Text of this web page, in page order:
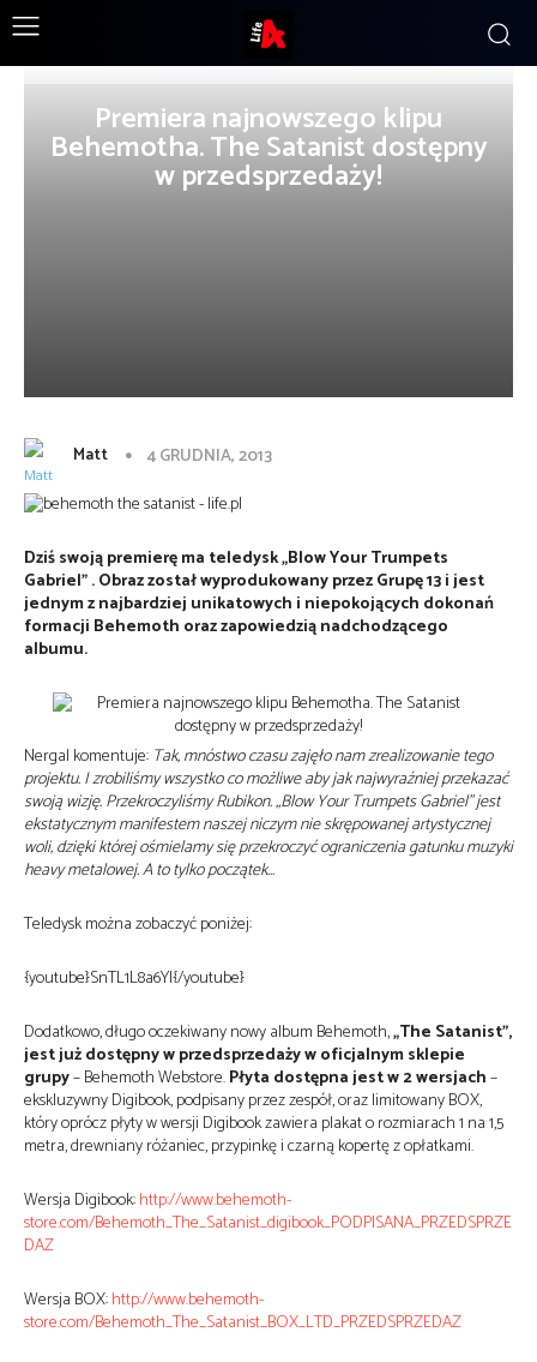
Premiera najnowszego klipu
Behemotha. The Satanist dostępny
w przedsprzedaży!
Matt 4 GRUDNIA, 2013
Dziś swoją premierę ma teledysk „Blow Your Trumpets
Gabriel” . Obraz został wyprodukowany przez Grupę 13 i jest
jednym z najbardziej unikatowych i niepokojących dokonań
formacji Behemoth oraz zapowiedzią nadchodzącego
albumu.
Nergal komentuje: Tak, mnóstwo czasu zajęło nam zrealizowanie tego
projektu. I zrobiliśmy wszystko co możliwe aby jak najwyraźniej przekazać
swoją wizję. Przekroczyliśmy Rubikon. „Blow Your Trumpets Gabriel” jest
ekstatycznym manifestem naszej niczym nie skrępowanej artystycznej
woli, dzięki której ośmielamy się przekroczyć ograniczenia gatunku muzyki
heavy metalowej. A to tylko początek…
Teledysk można zobaczyć poniżej:
{youtube}SnTL1L8a6YI{/youtube}
Dodatkowo, długo oczekiwany nowy album Behemoth,„The Satanist”,
jest już dostępny w przedsprzedaży w oficjalnym sklepie
grupy– Behemoth Webstore.Płyta dostępna jest w 2 wersjach–
ekskluzywny Digibook, podpisany przez zespół, oraz limitowany BOX,
który oprócz płyty w wersji Digibook zawiera plakat o rozmiarach 1 na 1,5
metra, drewniany różaniec, przypinkę i czarną kopertę z opłatkami.
Wersja Digibook:http://www.behemoth-
store.com/Behemoth_The_Satanist_digibook_PODPISANA_PRZEDSPRZE
DAZ
Wersja BOX:http://www.behemoth-
store.com/Behemoth_The_Satanist_BOX_LTD_PRZEDSPRZEDAZ